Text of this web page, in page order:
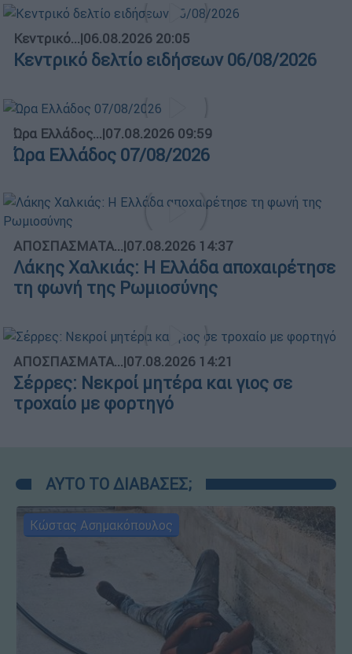
Κεντρικό...|06.08.2026 20:05
Κεντρικό δελτίο ειδήσεων 06/08/2026
Ώρα Ελλάδος...|07.08.2026 09:59
Ώρα Ελλάδος 07/08/2026
ΑΠΟΣΠΑΣΜΑΤΑ...|07.08.2026 14:37
Λάκης Χαλκιάς: Η Ελλάδα αποχαιρέτησε
τη φωνή της Ρωμιοσύνης
ΑΠΟΣΠΑΣΜΑΤΑ...|07.08.2026 14:21
Σέρρες: Νεκροί μητέρα και γιος σε
τροχαίο με φορτηγό
ΑΥΤΟ ΤΟ ΔΙΑΒΑΣΕΣ;
Κώστας Ασημακόπουλος